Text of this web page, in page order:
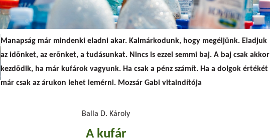
Manapság már mindenki eladni akar. Kalmárkodunk, hogy megéljünk. Eladjuk
az idõnket, az erõnket, a tudásunkat. Nincs is ezzel semmi baj. A baj csak akkor
kezdõdik, ha már kufárok vagyunk. Ha csak a pénz számít. Ha a dolgok értékét
már csak az árukon lehet lemérni. Mozsár Gabi vitaindítója
Balla D. Károly
A kufár